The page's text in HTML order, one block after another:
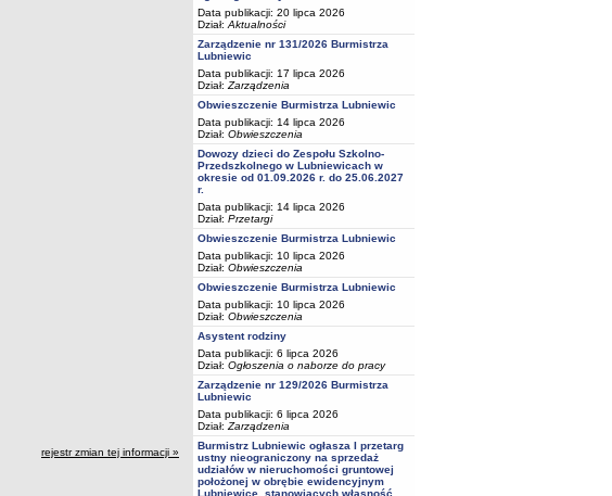
rejestr zmian tej informacji »
Data publikacji: 20 lipca 2026
Dział: Aktualności
Zarządzenie nr 131/2026 Burmistrza
Lubniewic
Data publikacji: 17 lipca 2026
Dział: Zarządzenia
Obwieszczenie Burmistrza Lubniewic
Data publikacji: 14 lipca 2026
Dział: Obwieszczenia
Dowozy dzieci do Zespołu Szkolno-
Przedszkolnego w Lubniewicach w
okresie od 01.09.2026 r. do 25.06.2027
r.
Data publikacji: 14 lipca 2026
Dział: Przetargi
Obwieszczenie Burmistrza Lubniewic
Data publikacji: 10 lipca 2026
Dział: Obwieszczenia
Obwieszczenie Burmistrza Lubniewic
Data publikacji: 10 lipca 2026
Dział: Obwieszczenia
Asystent rodziny
Data publikacji: 6 lipca 2026
Dział: Ogłoszenia o naborze do pracy
Zarządzenie nr 129/2026 Burmistrza
Lubniewic
Data publikacji: 6 lipca 2026
Dział: Zarządzenia
Burmistrz Lubniewic ogłasza I przetarg
ustny nieograniczony na sprzedaż
udziałów w nieruchomości gruntowej
położonej w obrębie ewidencyjnym
Lubniewice, stanowiących własność